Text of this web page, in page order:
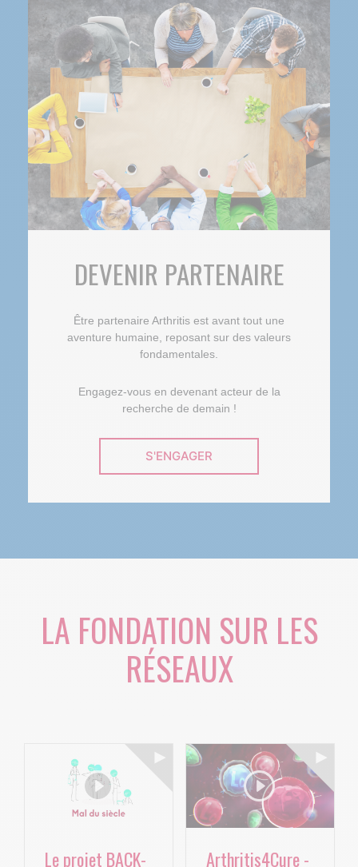
DEVENIR PARTENAIRE
Être partenaire Arthritis est avant tout une
aventure humaine, reposant sur des valeurs
fondamentales.
Engagez-vous en devenant acteur de la
recherche de demain !
S'ENGAGER
LA FONDATION SUR LES
RÉSEAUX
Le projet BACK- Arthritis4Cure -